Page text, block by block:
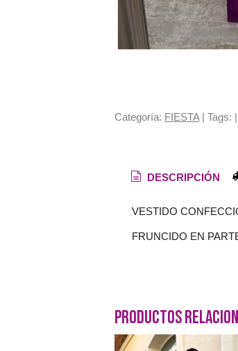
Categoría: FIESTA| Tags: |
DESCRIPCIÓN
VESTIDO
FRUNCIDO EN
Productos